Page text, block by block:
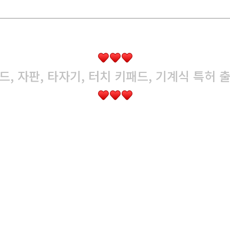
, 자판, 타자기, 터치 키패드, 기계식 특허